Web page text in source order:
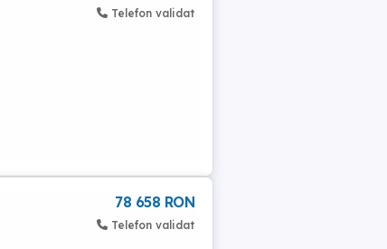
Telefon validat
78 658 RON
Telefon validat